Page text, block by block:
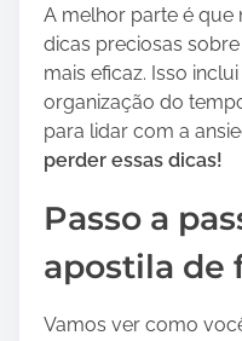
A melhor parte é que
dicas preciosas
mais eficaz. Isso
organização do
para lidar com a
perder essas dicas!
Passo a
apostila de
Vamos ver como